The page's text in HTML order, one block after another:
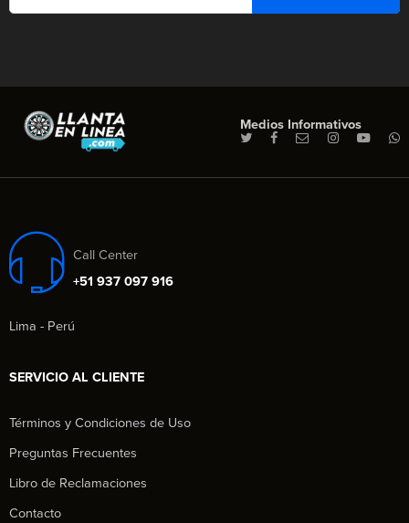
Medios Informativos
Call Center
+51 937 097 916
Lima - Perú
SERVICIO AL CLIENTE
Términos y Condiciones de Uso
Preguntas Frecuentes
Libro de Reclamaciones
Contacto